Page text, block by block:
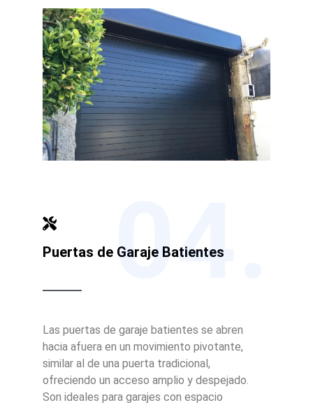
Puertas de Garaje Batientes
04.
Las puertas de garaje batientes se abren
hacia afuera en un movimiento pivotante,
similar al de una puerta tradicional,
ofreciendo un acceso amplio y despejado.
Son ideales para garajes con espacio